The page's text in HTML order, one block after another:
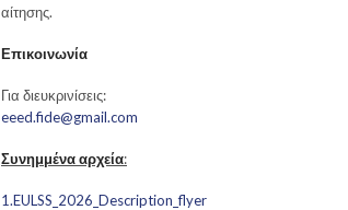
αίτησης.
Επικοινωνία
Για διευκρινίσεις:
eeed.fide@gmail.com
Συνημμένα αρχεία:
1.EULSS_2026_Description_flyer